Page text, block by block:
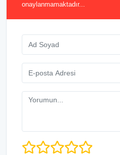
onaylanmamaktadır...